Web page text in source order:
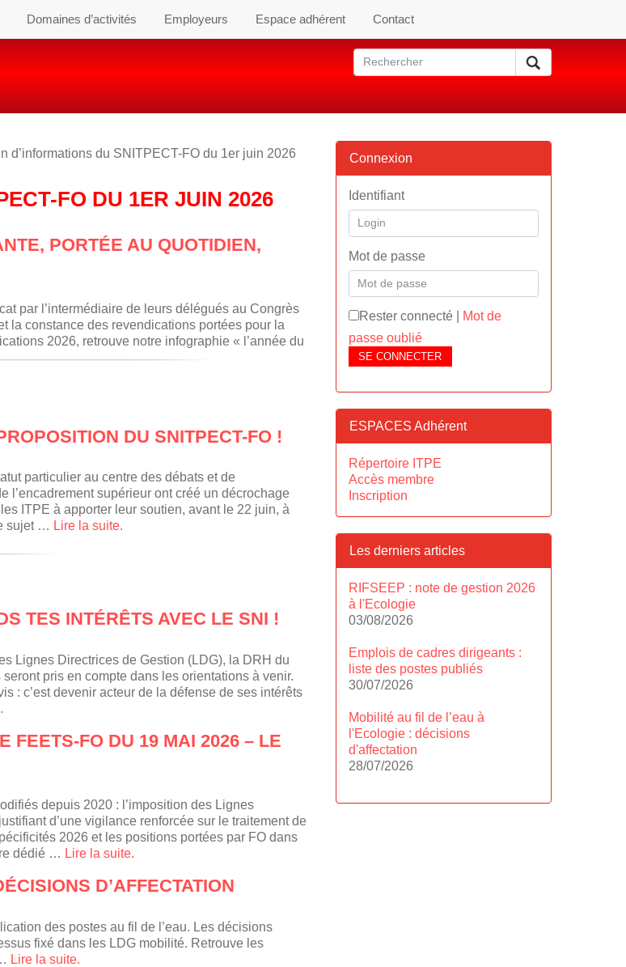
Domaines d’activités Employeurs Espace adhérent Contact
d’informations du SNITPECT-FO du 1er juin 2026
FO DU 1ER JUIN 2026
PORTÉE AU QUOTIDIEN,
par l’intermédiaire de leurs délégués au Congrès
la constance des revendications portées pour la
2026, retrouve notre infographie « l’année du
DU SNITPECT-FO !
particulier au centre des débats et de
supérieur ont créé un décrochage
ITPE à apporter leur soutien, avant le 22 juin, à
sujet … Lire la suite.
TES INTÉRÊTS AVEC LE SNI !
Lignes Directrices de Gestion (LDG), la DRH du
pris en compte dans les orientations à venir.
: c’est devenir acteur de la défense de ses intérêts
FEETS-FO DU 19 MAI 2026 – LE
depuis 2020 : l’imposition des Lignes
d’une vigilance renforcée sur le traitement de
2026 et les positions portées par FO dans
dédié … Lire la suite.
D’AFFECTATION
des postes au fil de l’eau. Les décisions
fixé dans les LDG mobilité. Retrouve les
Lire la suite.
Connexion
Identifiant
Mot de passe
Rester connecté|
Mot de
passe oublié
SE CONNECTER
ESPACES Adhérent
Répertoire ITPE
Accès membre
Inscription
Les derniers articles
RIFSEEP : note de gestion 2026
à l'Ecologie
03/08/2026
Emplois de cadres dirigeants :
liste des postes publiés
30/07/2026
Mobilité au fil de l’eau à
l'Ecologie : décisions
d'affectation
28/07/2026